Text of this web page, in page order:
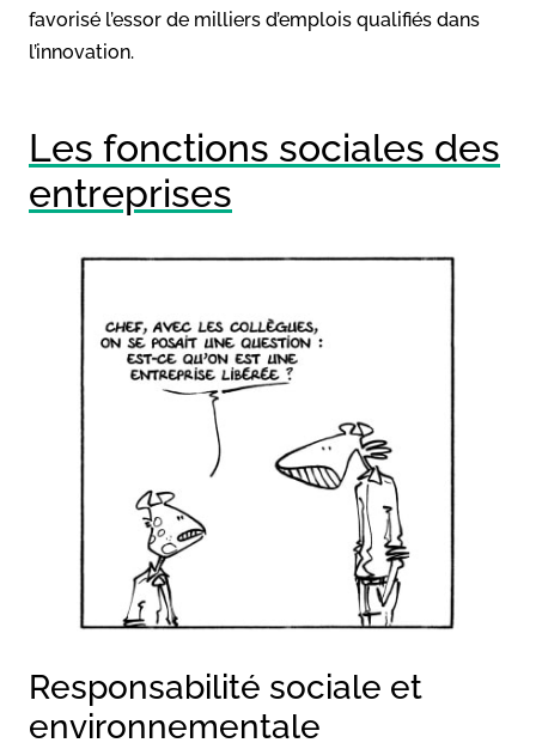
favorisé l’essor de milliers d’emplois qualifiés dans
l’innovation.
Les fonctions sociales des
entreprises
Responsabilité sociale et
environnementale